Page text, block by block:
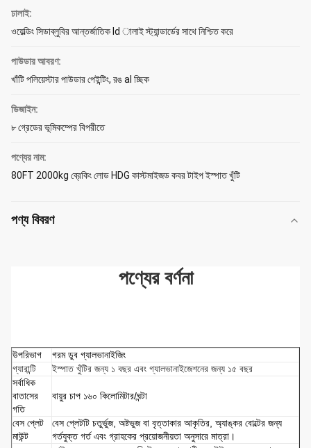
ঢালাই:
ওয়েল্ডিং সিডাব্লুবির আন্তর্জাতিক ld ালাই স্ট্যান্ডার্ডের সাথে নিশ্চিত করে
পাউডার আবরণ:
খাঁটি পলিয়েস্টার পাউডার পেইন্টিং, রঙ al চ্ছিক
ডিজাইন:
৮ গ্রেডের ভূমিকম্পের বিপরীতে
পণ্যের নাম:
80FT 2000kg ব্রেকিং লোড HDG কাস্টমাইজড কবর টাইপ ইস্পাত খুঁটি
পণ্য বিবরণ
পণ্যের বর্ণনা
উপরিভাগ
গরম ডুব গ্যালভানাইজিং
গ্যারান্টি
ইস্পাত খুঁটির জন্য ১ বছর এবং গ্যালভানাইজেশনের জন্য ১৫ বছর
সর্বাধিক
বাতাসের
গতি
বায়ুর চাপ ১৬০ কিলোমিটার/ঘন্টা
বেস প্লেট
মাউন্ট
বেস প্লেটটি চতুর্ভুজ, অষ্টভুজ বা বৃত্তাকার আকৃতির, অ্যাঙ্কর বোল্টের জন্য
গর্তযুক্ত গর্ত এবং গ্রাহকের প্রয়োজনীয়তা অনুসারে মাত্রা।